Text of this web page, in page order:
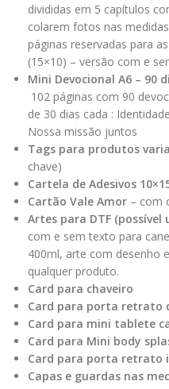
divididas em 5 capítulos
colarem fotos nas
páginas reservadas para
(15×10) – versão com e
Mini Devocional A6 – 90
102 páginas com 90
de 30 dias cada :
Nossa missão juntos
Tags para produtos
chave)
Cartela de Adesivos
Cartão Vale Amor – com
Artes para DTF (possível
com e sem texto para
400ml, arte com desenho
qualquer produto.
Card para chaveiro
Card para porta retrato
Card para mini tablete
Card para Mini body
Card para porta retrato
Capas e guardas nas